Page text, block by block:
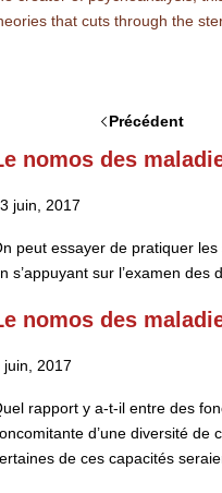
that cuts through the
Précédent
nomos des
juin, 2017
peut essayer de pratiquer
s’appuyant sur l’examen
nomos des
juin, 2017
rapport y a-t-il entre des
d’une diversité de
de ces capacités